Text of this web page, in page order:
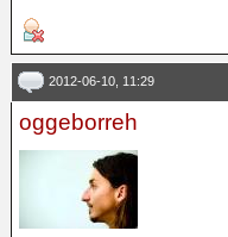
2012-06-10, 11:29
oggeborreh